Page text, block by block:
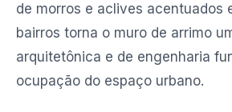
de morros e aclives acentuados
bairros torna o muro de arrimo
arquitetônica e de engenharia
ocupação do espaço urbano.